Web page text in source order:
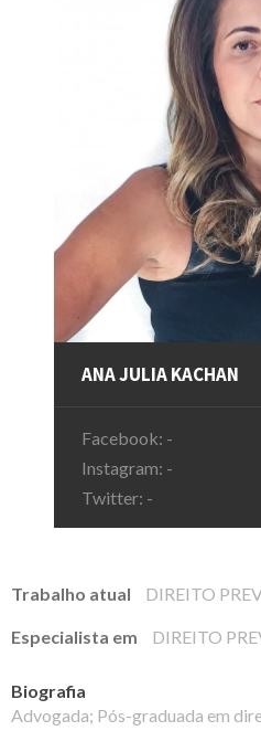
ANA JULIA KACHAN
Facebook: -
Instagram: -
Twitter: -
Trabalho atual DIREITO
Especialista em DIREITO
Biografia
Advogada; Pós-graduada em